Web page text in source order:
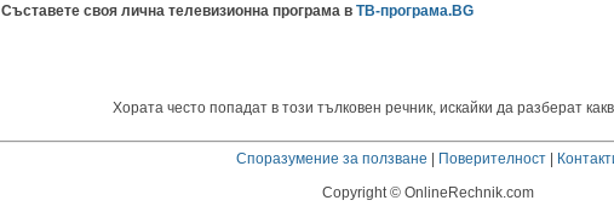
Съставете своя лична телевизионна програма в ТВ-програма.BG
Хората често попадат в този тълковен речник, искайки да разберат
Споразумение за ползване | Поверителност|
Copyright © OnlineRechnik.com